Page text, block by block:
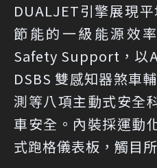
DUALJET引擎展現
節能的一級能源效
Safety Support，以
DSBS 雙感知器煞車
測等八項主動式安全
車安全。內裝採運動
式跑格儀表板，觸目